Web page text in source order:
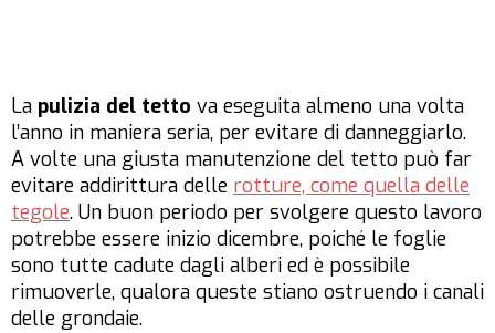
La pulizia del tetto va eseguita almeno una volta
l’anno in maniera seria, per evitare di danneggiarlo.
A volte una giusta manutenzione del tetto può far
evitare addirittura delle rotture, come quella delle
tegole. Un buon periodo per svolgere questo lavoro
potrebbe essere inizio dicembre, poiché le foglie
sono tutte cadute dagli alberi ed è possibile
rimuoverle, qualora queste stiano ostruendo i canali
delle grondaie.